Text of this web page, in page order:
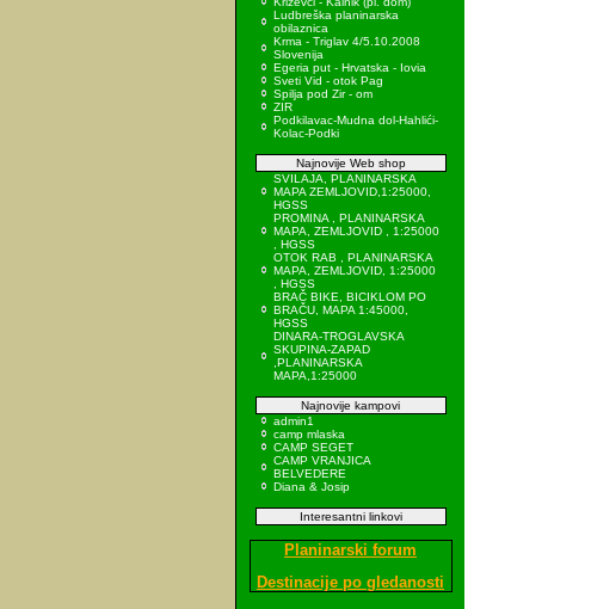
Ludbreška planinarska
obilaznica
Krma - Triglav 4/5.10.2008
Slovenija
Egeria put - Hrvatska - Iovia
Sveti Vid - otok Pag
Spilja pod Zir - om
ZIR
Podkilavac-Mudna dol-Hahlići-
Kolac-Podki
Najnovije Web shop
SVILAJA, PLANINARSKA
MAPA ZEMLJOVID,1:25000,
HGSS
PROMINA , PLANINARSKA
MAPA, ZEMLJOVID , 1:25000
, HGSS
OTOK RAB , PLANINARSKA
MAPA, ZEMLJOVID, 1:25000
, HGSS
BRAČ BIKE, BICIKLOM PO
BRAČU, MAPA 1:45000,
HGSS
DINARA-TROGLAVSKA
SKUPINA-ZAPAD
,PLANINARSKA
MAPA,1:25000
Najnovije kampovi
admin1
camp mlaska
CAMP SEGET
CAMP VRANJICA
BELVEDERE
Diana & Josip
Interesantni linkovi
Planinarski forum
Destinacije po gledanosti